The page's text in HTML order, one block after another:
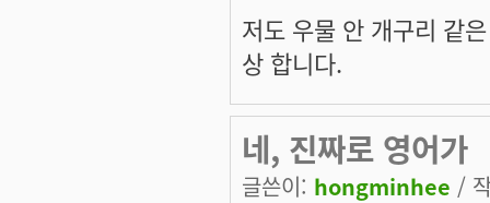
저도 우물 안 개구리 같
상 합니다.
네, 진짜로 영어가
글쓴이: hongminhee /